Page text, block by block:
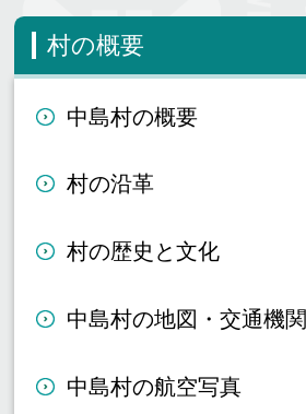
村の概要
中島村の概要
村の沿革
村の歴史と文化
中島村の地図・交通機関
中島村の航空写真